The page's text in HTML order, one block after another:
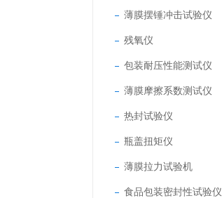
薄膜摆锤冲击试验仪
残氧仪
包装耐压性能测试仪
薄膜摩擦系数测试仪
热封试验仪
瓶盖扭矩仪
薄膜拉力试验机
食品包装密封性试验仪